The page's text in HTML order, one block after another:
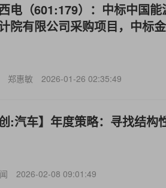
电（601:179）：中标中国
院有限公司采购项目，中标
郑惠敏 2026-01-26 02:35:49
创:汽车】年度策略：寻找结
2026-02-08 09:01:49